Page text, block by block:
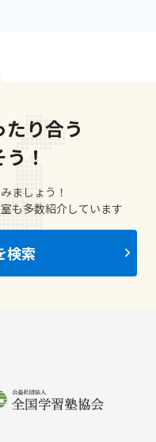
り合う
！
ましょう！
も多数紹介しています
検索